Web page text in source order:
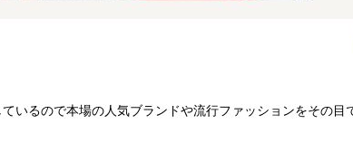
いるので本場の人気ブランドや流行ファッションをその目